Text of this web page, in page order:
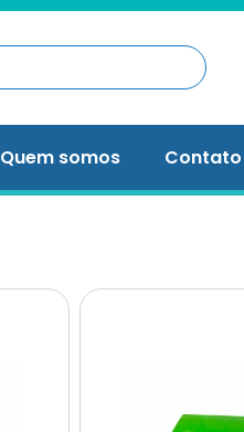
Quem somos Contato